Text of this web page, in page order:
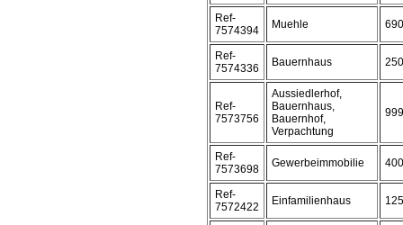
Ref-
7574394
Muehle
Ref-
7574336
Bauernhaus
Ref-
7573756
Aussiedlerhof,
Bauernhaus,
Bauernhof,
Verpachtung
Ref-
7573698
Gewerbeimmobilie
Ref-
7572422
Einfamilienhaus